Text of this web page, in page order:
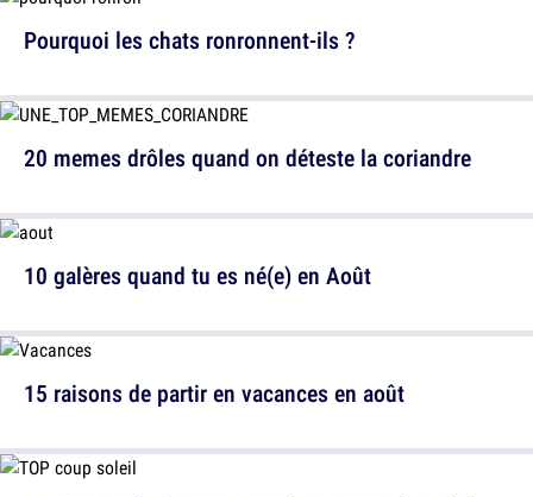
Pourquoi les chats ronronnent-ils ?
10 galères quand tu es né(e) en Août
20 memes drôles quand on déteste la coriandre
15 raisons de partir en vacances en août